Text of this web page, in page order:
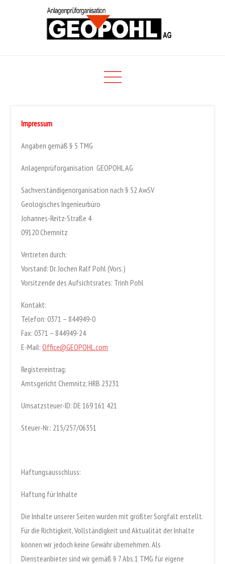
Anlagenprüforganisation
Impressum
Angaben gemäß § 5 TMG
Anlagenprüforganisation GEOPOHL AG
Sachverständigenorganisation nach § 52 AwSV
Geologisches Ingenieurbüro
Johannes-Reitz-Straße 4
09120 Chemnitz
Vertreten durch:
Vorstand: Dr. Jochen Ralf Pohl (Vors.)
Vorsitzende des Aufsichtsrates: Trinh Pohl
Kontakt:
Telefon: 0371 – 844949-0
Fax: 0371 – 844949-24
E-Mail:Office@GEOPOHL.com
Registereintrag:
Amtsgericht Chemnitz, HRB 23231
Umsatzsteuer-ID: DE 169 161 421
Steuer-Nr.: 215/257/06351
Haftungsausschluss:
Haftung für Inhalte
Die Inhalte unserer Seiten wurden mit größter Sorgfalt erstellt.
Für die Richtigkeit, Vollständigkeit und Aktualität der Inhalte
können wir jedoch keine Gewähr übernehmen. Als
Diensteanbieter sind wir gemäß § 7 Abs.1 TMG für eigene